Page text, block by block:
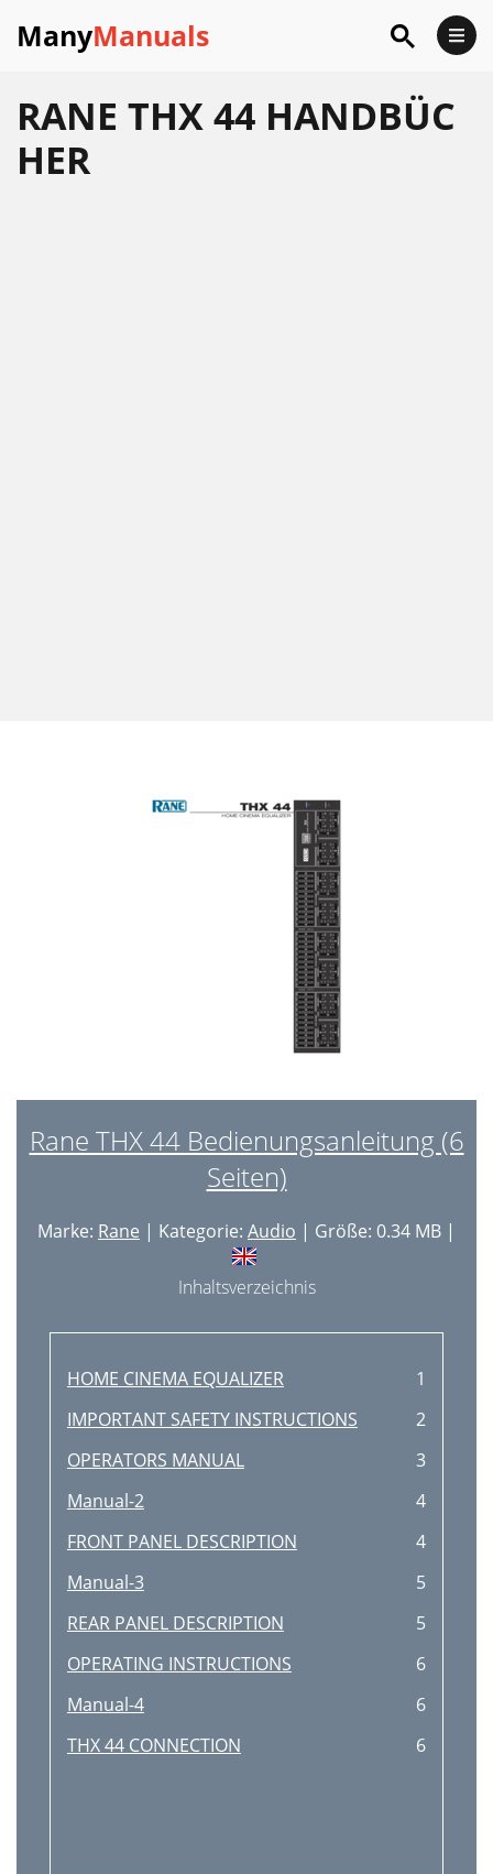
ManyManuals
RANE THX 44 HANDBÜC
HER
Rane THX 44 Bedienungsanleitung (6
Seiten)
Marke: Rane | Kategorie: Audio | Größe: 0.34 MB |
Inhaltsverzeichnis
HOME CINEMA EQUALIZER
1
IMPORTANT SAFETY INSTRUCTIONS
2
OPERATORS MANUAL
3
Manual-2
4
FRONT PANEL DESCRIPTION
4
Manual-3
5
REAR PANEL DESCRIPTION
5
OPERATING INSTRUCTIONS
6
Manual-4
6
THX 44 CONNECTION
6